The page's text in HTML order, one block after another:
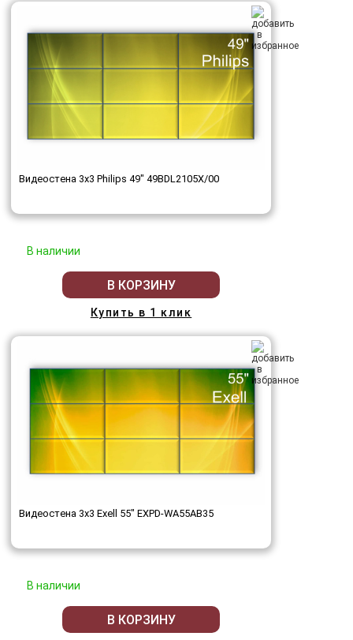
Видеостена 3x3 Philips 49" 49BDL2105X/00
В наличии
В КОРЗИНУ
Купить в 1 клик
Видеостена 3x3 Exell 55" EXPD-WA55AB35
В наличии
В КОРЗИНУ